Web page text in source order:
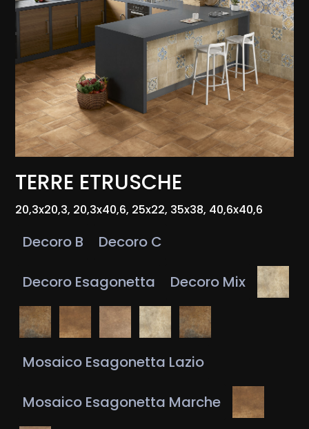
TERRE ETRUSCHE
20,3x20,3, 20,3x40,6, 25x22, 35x38, 40,6x40,6
Decoro B Decoro C
Decoro Esagonetta Decoro Mix
Mosaico Esagonetta Lazio
Mosaico Esagonetta Marche